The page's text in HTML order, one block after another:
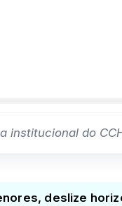
institucional do
deslize